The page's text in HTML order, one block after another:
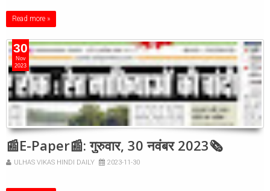
Read more »
30
Nov
2023
📰E-Paper📰: गुरुवार, 30 नवंबर 2023🗞
ULHAS VIKAS HINDI DAILY 2023-11-30